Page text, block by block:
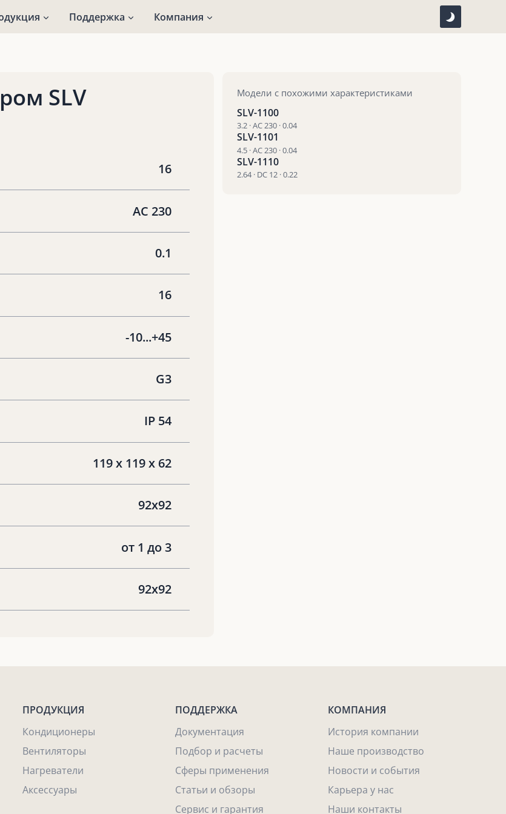
Поддержка Компания
SLV
16
AC 230
0.1
16
-10...+45
G3
IP 54
119 x 119 x 62
92x92
от 1 до 3
92x92
Модели с похожими характеристиками
SLV-1100
3.2 · AC 230 · 0.04
SLV-1101
4.5 · AC 230 · 0.04
SLV-1110
2.64 · DC 12 · 0.22
ПРОДУКЦИЯ
Кондиционеры
Вентиляторы
Нагреватели
Аксессуары
ПОДДЕРЖКА
Документация
Подбор и расчеты
Сферы применения
Статьи и обзоры
Сервис и гарантия
КОМПАНИЯ
История компании
Наше производство
Новости и события
Карьера у нас
Наши контакты